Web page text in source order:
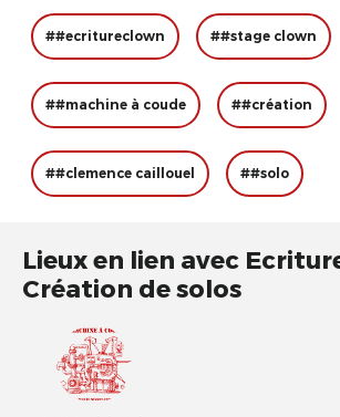
##ecritureclown ##stage clown
##machine à coude ##création
##clemence caillouel ##solo
Lieux en lien avec
Création de solos